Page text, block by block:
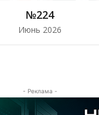
№224
Июнь 2026
- Реклама -